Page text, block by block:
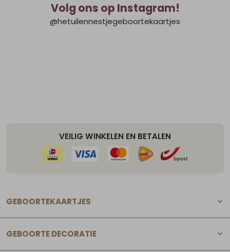
Volg ons op Instagram!
@hetuilennestjegeboortekaartjes
VEILIG WINKELEN EN BETALEN
GEBOORTEKAARTJES
GEBOORTE DECORATIE